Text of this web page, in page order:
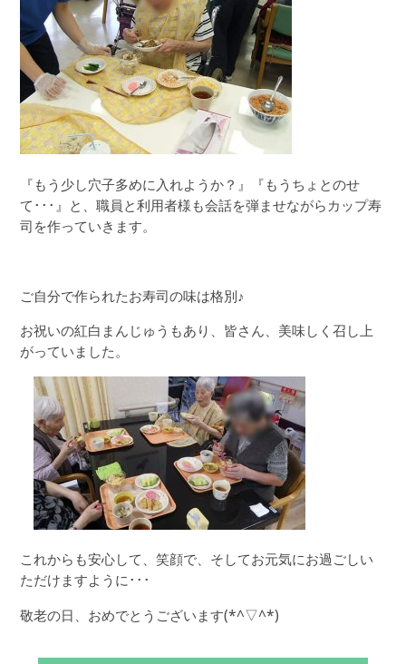
『もう少し穴子多めに入れようか？』『もうちょとのせ
て･･･』と、職員と利用者様も会話を弾ませながらカップ寿
司を作っていきます。
ご自分で作られたお寿司の味は格別♪
お祝いの紅白まんじゅうもあり、皆さん、美味しく召し上
がっていました。
これからも安心して、笑顔で、そしてお元気にお過ごしい
ただけますように･･･
敬老の日、おめでとうございます(*^▽^*)